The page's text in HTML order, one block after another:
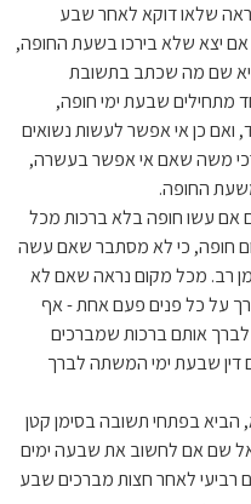
שלאו דוקא לאחר שבע
יצא שלא בירכו בשעת החופה,
שם מה שכתב בתשובת
שבעת ימי חופה,
ואם כן אי אפשר לעשות נשואים
משה שאם אי אפשר בעשרה,
החופה.
אם עשו חופה בלא ברכות מכל
חופה, כי לא מסתבר שאם עשה
רב. מכל מקום נראה שאם לא
על כל פנים פעם אחת - אף
אותם ברכות שמברכים
דין שבעת ימי המשתה לברך
הביא בפתחי תשובה בסימן קטן
שם אם לחשוב את שבעה ימים
רביעי לאחר חצות מברכים שבע